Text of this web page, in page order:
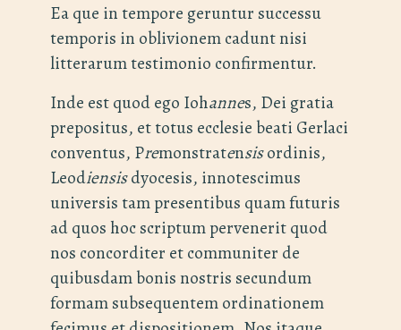
Ea que in tempore geruntur successu
temporis in oblivionem cadunt nisi
litterarum testimonio confirmentur.
Inde est quod ego Iohannes, Dei gratia
prepositus, et totus ecclesie beati Gerlaci
conventus, Premonstratensisordinis,
Leodiensisdyocesis, innotescimus
universis tam presentibus quam futuris
ad quos hoc scriptum pervenerit quod
nos concorditer et communiter de
quibusdam bonis nostris secundum
formam subsequentem ordinationem